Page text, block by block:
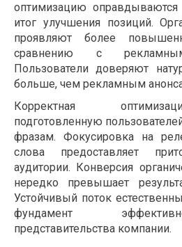
оптимизацию
итог улучшения позиций.
проявляют более
сравнению с
Пользователи доверяют
больше, чем рекламным
Корректная
подготовленную
фразам. Фокусировка на
слова предоставляет
аудитории. Конверсия
нередко превышает
Устойчивый поток
фундамент
представительства компании.